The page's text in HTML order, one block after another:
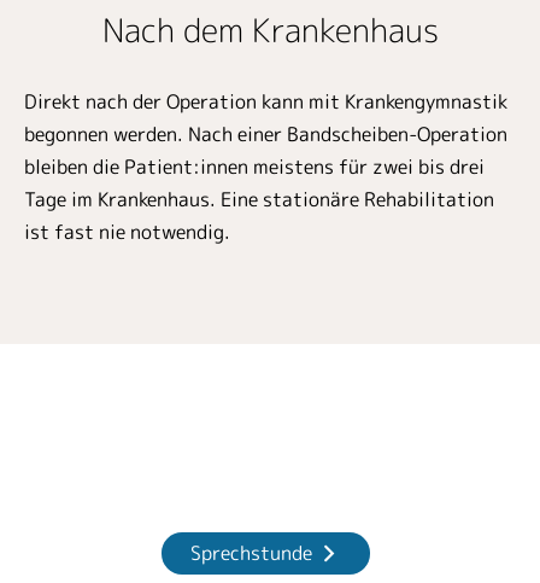
Nach dem Krankenhaus
Direkt nach der Operation kann mit Krankengymnastik
begonnen werden. Nach einer Bandscheiben-Operation
bleiben die Patient:innen meistens für zwei bis drei
Tage im Krankenhaus. Eine stationäre Rehabilitation
ist fast nie notwendig.
Sprechstunde